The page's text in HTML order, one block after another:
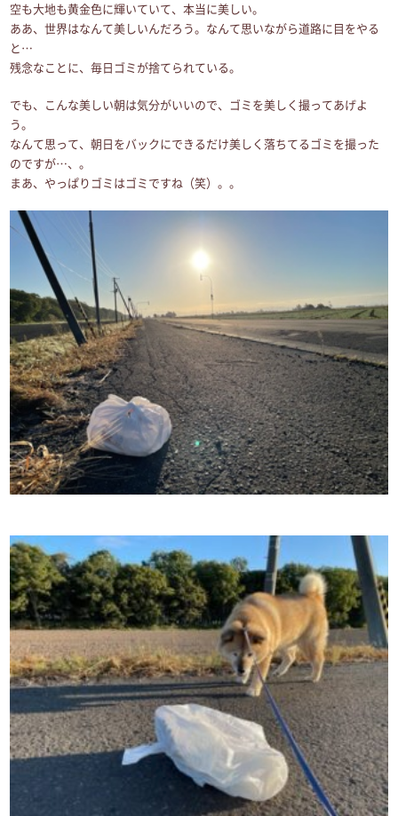
空も大地も黄金色に輝いていて、本当に美しい。
ああ、世界はなんて美しいんだろう。なんて思いながら道路に目をやる
と…
残念なことに、毎日ゴミが捨てられている。
でも、こんな美しい朝は気分がいいので、ゴミを美しく撮ってあげよ
う。
なんて思って、朝日をバックにできるだけ美しく落ちてるゴミを撮った
のですが…、。
まあ、やっぱりゴミはゴミですね（笑）。。